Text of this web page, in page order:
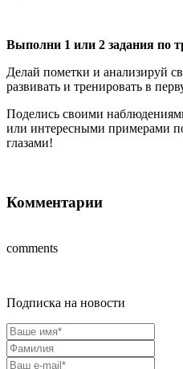
Выполни 1 или 2 задания по
Делай пометки и анализируй
развивать и тренировать в
Поделись своими
или интересными примерами
глазами!
Комментарии
comments
Подписка на новости